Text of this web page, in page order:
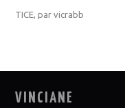
TICE, parvicrabb
VINCIANE